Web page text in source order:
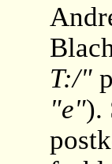
T:/"
"e").